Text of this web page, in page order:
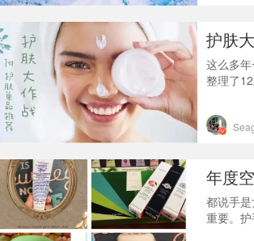
护肤
这么多
整理了
毛孔粗
觉得效
年度
都说手
重要。